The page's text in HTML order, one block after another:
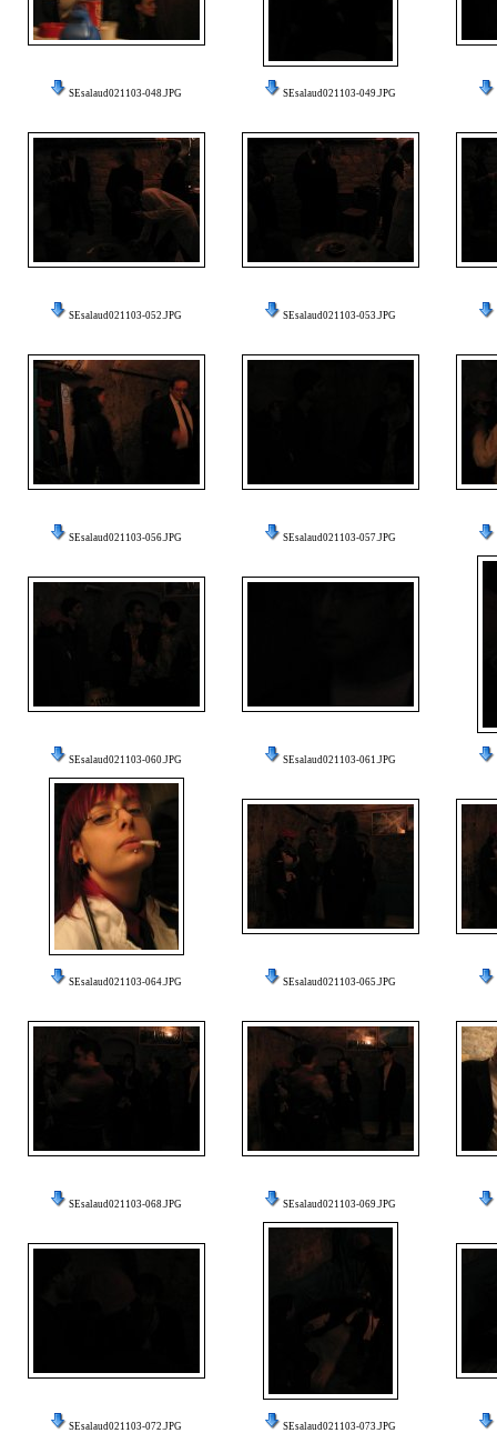
SEsalaud021103-048.JPG SEsalaud021103-049.JPG
SEsalaud021103-052.JPG SEsalaud021103-053.JPG
SEsalaud021103-056.JPG SEsalaud021103-057.JPG
SEsalaud021103-060.JPG SEsalaud021103-061.JPG
SEsalaud021103-064.JPG SEsalaud021103-065.JPG
SEsalaud021103-068.JPG SEsalaud021103-069.JPG
SEsalaud021103-072.JPG SEsalaud021103-073.JPG